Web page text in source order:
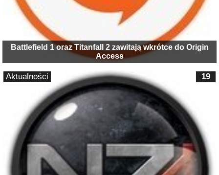
Battlefield 1 oraz Titanfall 2 zawitają wkrótce do Origin
Access
19
Aktualności